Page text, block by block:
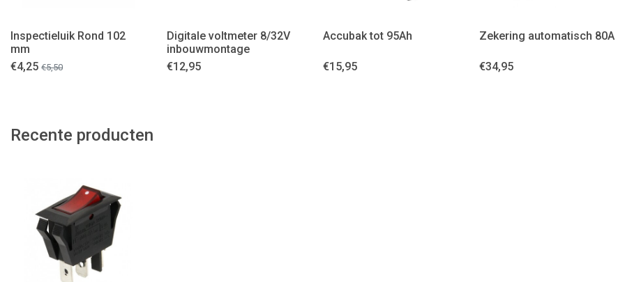
Inspectieluik Rond 102
mm
€4,25 €5,50
Digitale voltmeter 8/32V
inbouwmontage
€12,95
Accubak tot 95Ah
€15,95
Zekering automatisch 80A
€34,95
Recente producten